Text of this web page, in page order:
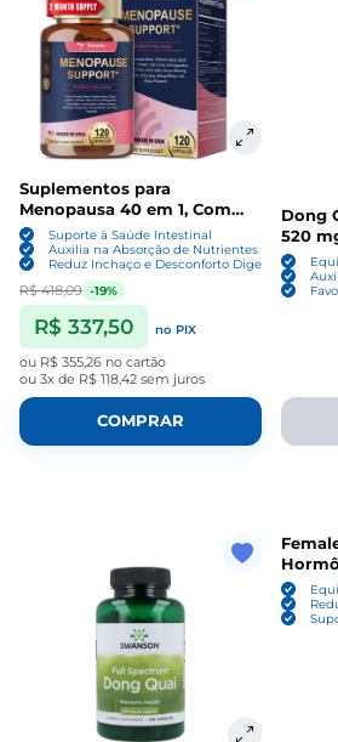
Suplementos para
Menopausa 40 em 1, Com
probióticos, DIM, Vitex,
Dong Quai, Trevo vermelho
e Vitaminas, 120 Cápsulas, To
Suporte à Saúde Intestinal
Auxilia na Absorção de Nutrientes
Reduz Inchaço e Desconforto Digestivo
R$ 418,09 -19%
R$ 337,50 no PIX
ou R$ 355,26 no cartão
ou 3x de R$ 118,42 sem juros
COMPRAR
Dong
520
da